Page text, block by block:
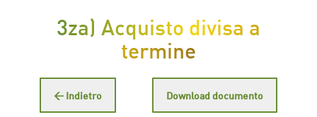
3za) Acquisto divisa a
termine
← Indietro Download documento